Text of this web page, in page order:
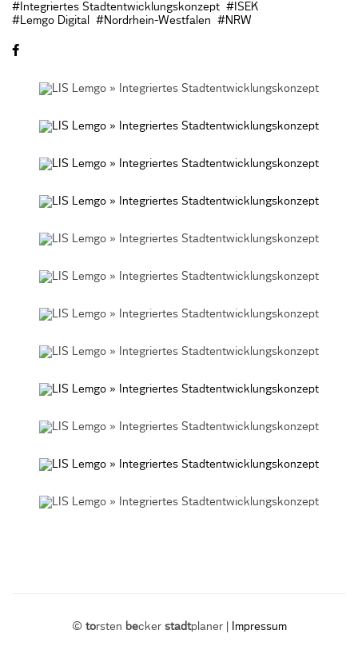
#Integriertes Stadtentwicklungskonzept #ISEK
#Lemgo Digital
#Nordrhein-Westfalen #NRW
© torsten becker stadtplaner | Impressum